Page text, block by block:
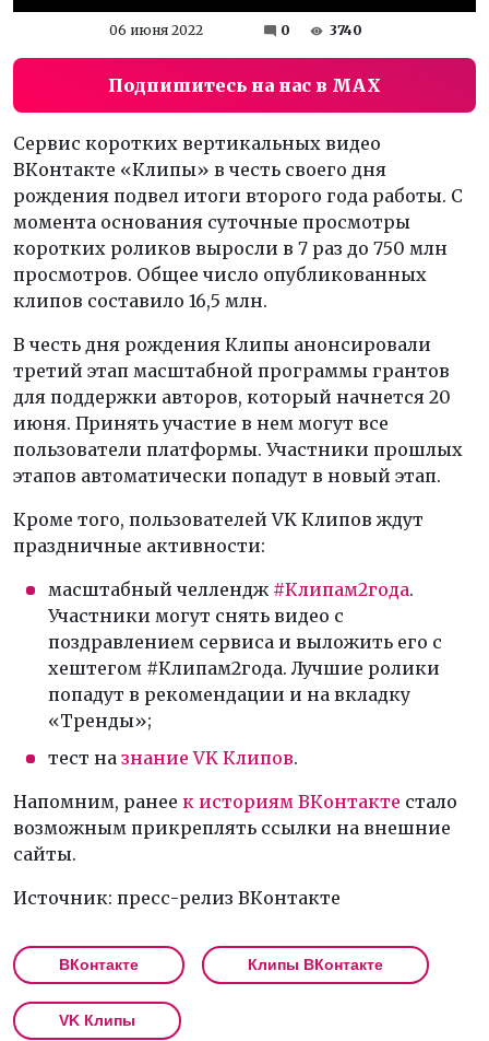
06 июня 2022 0 3740
Подпишитесь на нас в MAX
Сервис коротких вертикальных видео
ВКонтакте «Клипы» в честь своего дня
рождения подвел итоги второго года работы. С
момента основания суточные просмотры
коротких роликов выросли в 7 раз до 750 млн
просмотров. Общее число опубликованных
клипов составило 16,5 млн.
В честь дня рождения Клипы анонсировали
третий этап масштабной программы грантов
для поддержки авторов, который начнется 20
июня. Принять участие в нем могут все
пользователи платформы. Участники прошлых
этапов автоматически попадут в новый этап.
Кроме того, пользователей VK Клипов ждут
праздничные активности:
масштабный челлендж #Клипам2года.
Участники могут снять видео с
поздравлением сервиса и выложить его с
хештегом #Клипам2года. Лучшие ролики
попадут в рекомендации и на вкладку
«Тренды»;
тест на знание VK Клипов.
Напомним, ранее к историям ВКонтакте стало
возможным прикреплять ссылки на внешние
сайты.
Источник: пресс-релиз ВКонтакте
ВКонтакте Клипы ВКонтакте
VK Клипы